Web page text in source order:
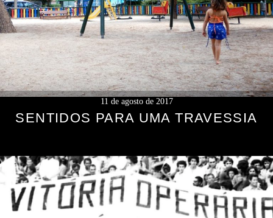
11 de agosto de 2017
SENTIDOS PARA UMA TRAVESSIA